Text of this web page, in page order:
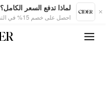
لماذا تدفع السعر الكامل؟
احصل على خصم 15% في التطبيق